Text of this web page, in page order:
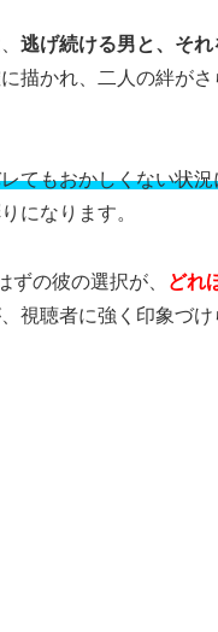
逃げ続ける男と、そ
描かれ、二人の絆がさ
てもおかしくない状
になります。
ずの彼の選択が、
どれ
視聴者に強く印象づけ